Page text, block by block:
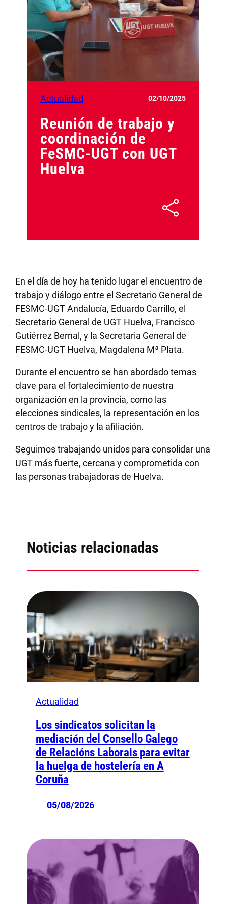
Actualidad 02/10/2025
Reunión de trabajo y
coordinación de
FeSMC-UGT con UGT
Huelva
En el día de hoy ha tenido lugar el encuentro de
trabajo y diálogo entre el Secretario General de
FESMC-UGT Andalucía, Eduardo Carrillo, el
Secretario General de UGT Huelva, Francisco
Gutiérrez Bernal, y la Secretaria General de
FESMC-UGT Huelva, Magdalena Mª Plata.
Durante el encuentro se han abordado temas
clave para el fortalecimiento de nuestra
organización en la provincia, como las
elecciones sindicales, la representación en los
centros de trabajo y la afiliación.
Seguimos trabajando unidos para consolidar una
UGT más fuerte, cercana y comprometida con
las personas trabajadoras de Huelva.
Noticias relacionadas
Actualidad
Los sindicatos solicitan la
mediación del Consello Galego
de Relacións Laborais para evitar
la huelga de hostelería en A
Coruña
05/08/2026